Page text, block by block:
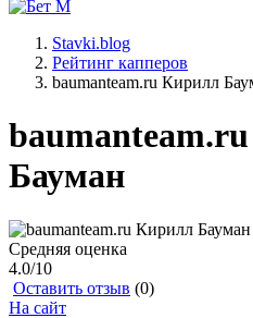
Stavki.blog
Рейтинг капперов
baumanteam.ru Кирилл
Бауман
Средняя оценка
4.0/10
Оставить отзыв (0)
На сайт